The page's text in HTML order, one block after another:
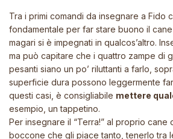
Tra i primi comandi da insegnare a Fido
fondamentale per far stare buono il
magari si è impegnati in qualcos’altro.
ma può capitare che i quattro zampe di
pesanti siano un po’ riluttanti a farlo,
superficie dura possono leggermente
questi casi, è consigliabile mettere
esempio, un tappetino.
Per insegnare il “Terra!” al proprio
boccone che gli piace tanto, tenerlo tra